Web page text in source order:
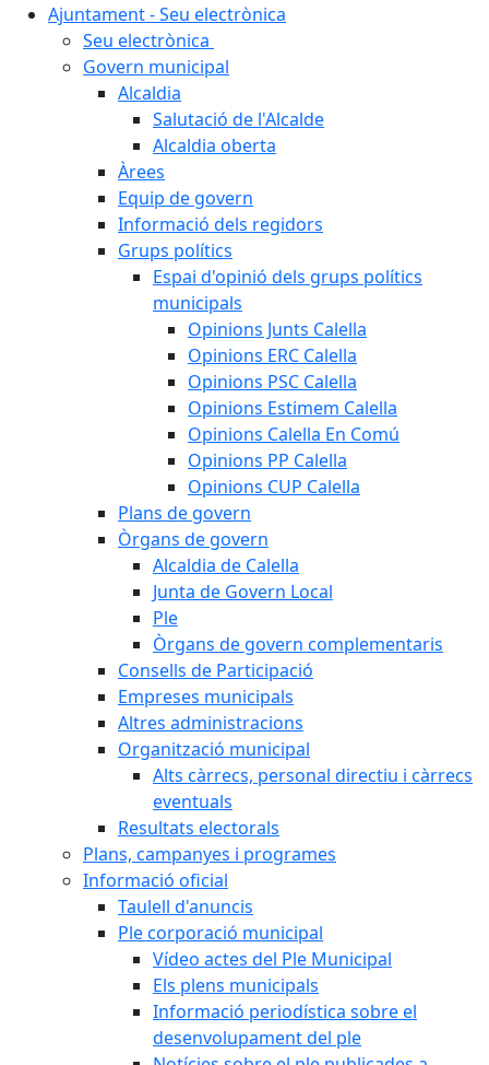
Ajuntament - Seu electrònica
Seu electrònica
Govern municipal
Alcaldia
Salutació de l'Alcalde
Alcaldia oberta
Àrees
Equip de govern
Informació dels regidors
Grups polítics
Espai d'opinió dels grups polítics
municipals
Opinions Junts Calella
Opinions ERC Calella
Opinions PSC Calella
Opinions Estimem Calella
Opinions Calella En Comú
Opinions PP Calella
Opinions CUP Calella
Plans de govern
Òrgans de govern
Alcaldia de Calella
Junta de Govern Local
Ple
Òrgans de govern complementaris
Consells de Participació
Empreses municipals
Altres administracions
Organització municipal
Alts càrrecs, personal directiu i càrrecs
eventuals
Resultats electorals
Plans, campanyes i programes
Informació oficial
Taulell d'anuncis
Ple corporació municipal
Vídeo actes del Ple Municipal
Els plens municipals
Informació periodística sobre el
desenvolupament del ple